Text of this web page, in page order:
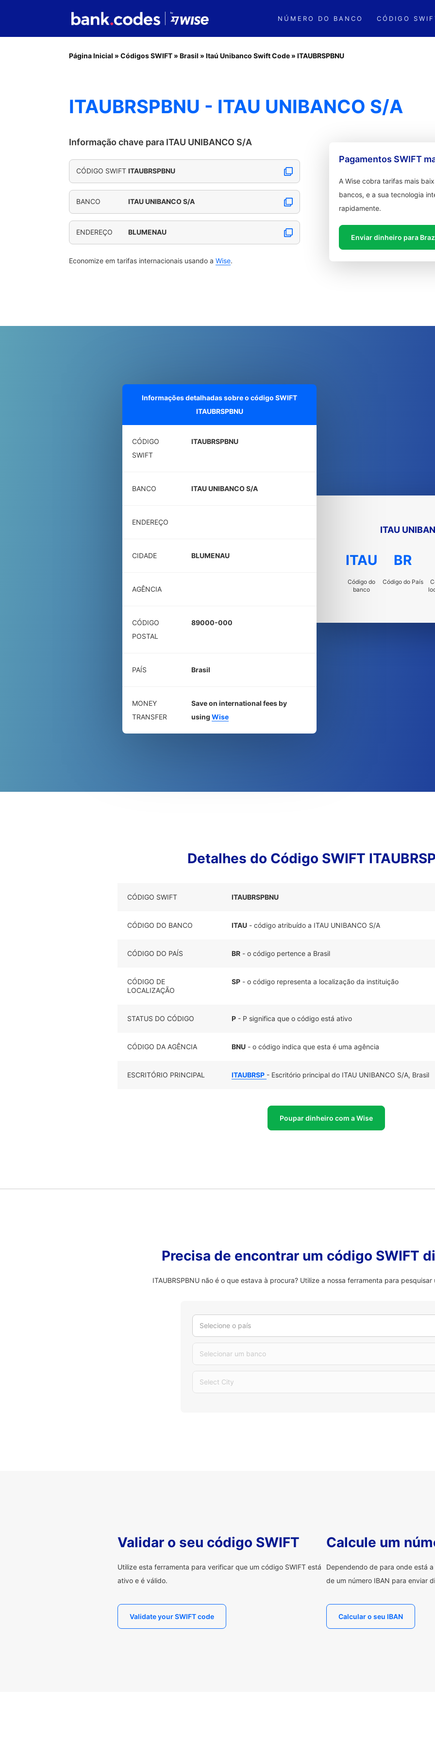
NÚMERO DO BANCO CÓDIGO
Página Inicial » Códigos SWIFT » Brasil » Itaú Unibanco Swift Code » ITAUBRSPBNU
ITAUBRSPBNU - ITAU UNIBANCO S/A
Informação chave para ITAU UNIBANCO S/A
CÓDIGO SWIFT ITAUBRSPBNU
BANCO ITAU UNIBANCO S/A
ENDEREÇO BLUMENAU
Economize em tarifas internacionais usando a Wise.
Pagamentos SWIFT
A Wise cobra tarifas mais
bancos, e a sua tecnologia
rapidamente.
Enviar dinheiro para
Informações detalhadas sobre o código SWIFT
ITAUBRSPBNU
CÓDIGO
SWIFT
ITAUBRSPBNU
BANCO ITAU UNIBANCO S/A
ENDEREÇO
CIDADE BLUMENAU
AGÊNCIA
CÓDIGO
POSTAL
89000-000
PAÍS Brasil
MONEY
TRANSFER
Save on international fees by
using Wise
ITAU
ITAU
Código do
banco
BR
Código do País
Detalhes do Código SWIFT
CÓDIGO SWIFT ITAUBRSPBNU
CÓDIGO DO BANCO ITAU - código atribuído a ITAU UNIBANCO S/A
CÓDIGO DO PAÍS BR - o código pertence a Brasil
CÓDIGO DE
LOCALIZAÇÃO
SP - o código representa a localização da instituição
STATUS DO CÓDIGO P - P significa que o código está ativo
CÓDIGO DA AGÊNCIA BNU - o código indica que esta é uma agência
ESCRITÓRIO PRINCIPAL ITAUBRSP - Escritório principal do ITAU UNIBANCO S/A, Brasil
Poupar dinheiro com a Wise
Precisa de encontrar um código SWIFT
ITAUBRSPBNU não é o que estava à procura? Utilize a nossa ferramenta para
Selecione o país
Selecionar um banco
Select City
Validar o seu código SWIFT
Utilize esta ferramenta para verificar que um código SWIFT está
ativo e é válido.
Validate your SWIFT code
Calcule um
Dependendo de para onde está
de um número IBAN para enviar
Calcular o seu IBAN